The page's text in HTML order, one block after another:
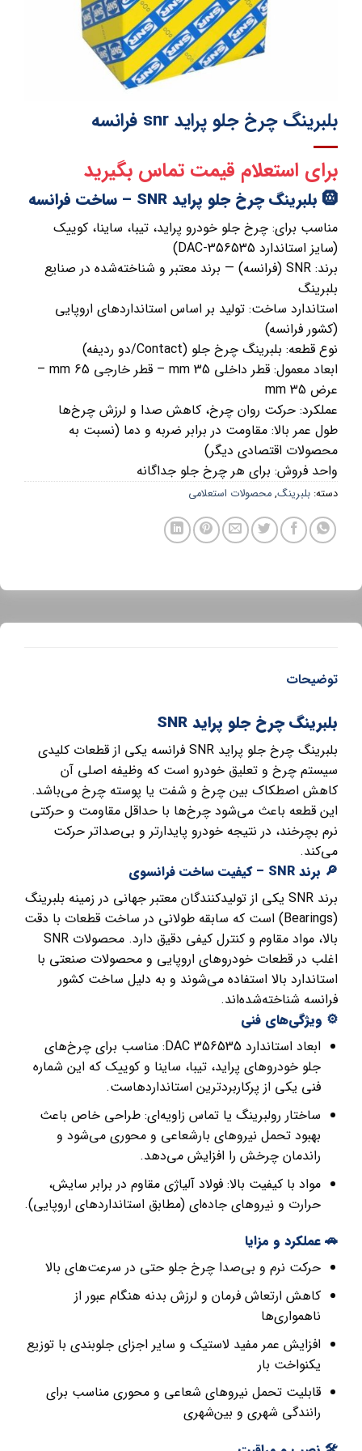
بلبرینگ چرخ جلو پراید snr فرانسه
برای استعلام قیمت تماس بگیرید
🛞 بلبرینگ چرخ جلو پراید SNR – ساخت فرانسه
مناسب برای: چرخ جلو خودرو پراید، تیبا، ساینا، کوییک
(سایز استاندارد DAC-356535)
برند: SNR (فرانسه) — برند معتبر و شناخته‌شده در صنایع
بلبرینگ
استاندارد ساخت: تولید بر اساس استانداردهای اروپایی
(کشور فرانسه)
نوع قطعه: بلبرینگ چرخ جلو (Contact/دو ردیفه)
ابعاد معمول: قطر داخلی 35 mm – قطر خارجی 65 mm –
عرض 35 mm
عملکرد: حرکت روان چرخ، کاهش صدا و لرزش چرخ‌ها
طول عمر بالا: مقاومت در برابر ضربه و دما (نسبت به
محصولات اقتصادی دیگر)
واحد فروش: برای هر چرخ جلو جداگانه
دسته:بلبرینگ,محصولات استعلامی
توضیحات
بلبرینگ چرخ جلو پراید SNR
بلبرینگ چرخ جلو پراید SNR فرانسه یکی از قطعات کلیدی
سیستم چرخ و تعلیق خودرو است که وظیفه اصلی آن
کاهش اصطکاک بین چرخ و شفت یا پوسته چرخ می‌باشد.
این قطعه باعث می‌شود چرخ‌ها با حداقل مقاومت و حرکتی
نرم بچرخند، در نتیجه خودرو پایدارتر و بی‌صداتر حرکت
می‌کند.
🔎 برند SNR – کیفیت ساخت فرانسوی
برند SNR یکی از تولیدکنندگان معتبر جهانی در زمینه بلبرینگ
(Bearings) است که سابقه طولانی در ساخت قطعات با دقت
بالا، مواد مقاوم و کنترل کیفی دقیق دارد. محصولات SNR
اغلب در قطعات خودروهای اروپایی و محصولات صنعتی با
استاندارد بالا استفاده می‌شوند و به دلیل ساخت کشور
فرانسه شناخته‌شده‌اند.
⚙️ ویژگی‌های فنی
ابعاد استاندارد DAC 356535: مناسب برای چرخ‌های
جلو خودروهای پراید، تیبا، ساینا و کوییک که این شماره
فنی یکی از پرکاربردترین استانداردهاست.
ساختار رولبرینگ یا تماس زاویه‌ای: طراحی خاص باعث
بهبود تحمل نیروهای بارشعاعی و محوری می‌شود و
راندمان چرخش را افزایش می‌دهد.
مواد با کیفیت بالا: فولاد آلیاژی مقاوم در برابر سایش،
حرارت و نیروهای جاده‌ای (مطابق استانداردهای اروپایی).
🚗 عملکرد و مزایا
حرکت نرم و بی‌صدا چرخ جلو حتی در سرعت‌های بالا
کاهش ارتعاش فرمان و لرزش بدنه هنگام عبور از
ناهمواری‌ها
افزایش عمر مفید لاستیک و سایر اجزای جلوبندی با توزیع
یکنواخت بار
قابلیت تحمل نیروهای شعاعی و محوری مناسب برای
رانندگی شهری و بین‌شهری